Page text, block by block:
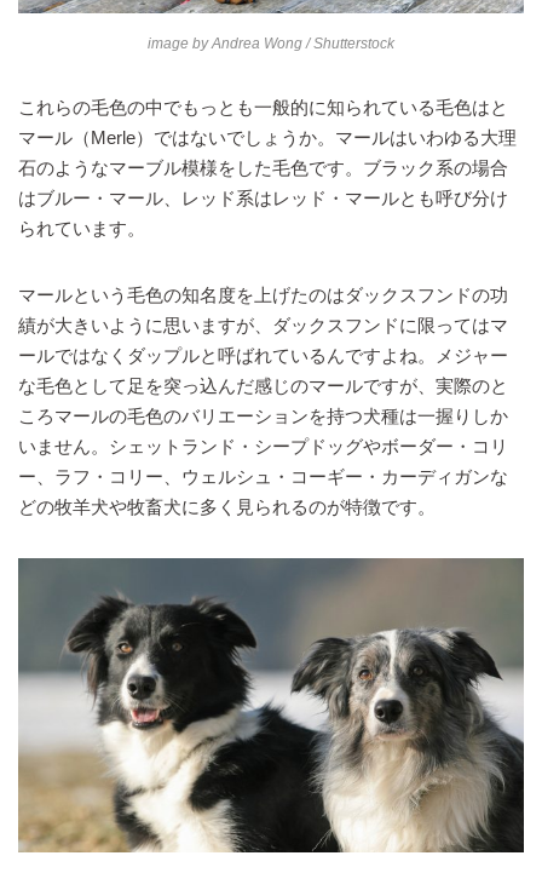
image byAndrea Wong / Shutterstock
これらの毛色の中でもっとも一般的に知られている毛色はと
マール（Merle）ではないでしょうか。マールはいわゆる大理
石のようなマーブル模様をした毛色です。ブラック系の場合
はブルー・マール、レッド系はレッド・マールとも呼び分け
られています。
マールという毛色の知名度を上げたのはダックスフンドの功
績が大きいように思いますが、ダックスフンドに限ってはマ
ールではなくダップルと呼ばれているんですよね。メジャー
な毛色として足を突っ込んだ感じのマールですが、実際のと
ころマールの毛色のバリエーションを持つ犬種は一握りしか
いません。シェットランド・シープドッグやボーダー・コリ
ー、ラフ・コリー、ウェルシュ・コーギー・カーディガンな
どの牧羊犬や牧畜犬に多く見られるのが特徴です。